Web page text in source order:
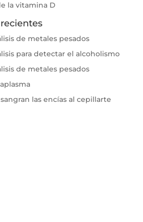
la vitamina D
de metales pesados
para detectar el alcoholismo
de metales pesados
sangran las encías al cepillarte